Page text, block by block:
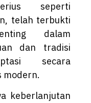
seperti
telah terbukti
dalam
dan tradisi
secara
modern.
keberlanjutan